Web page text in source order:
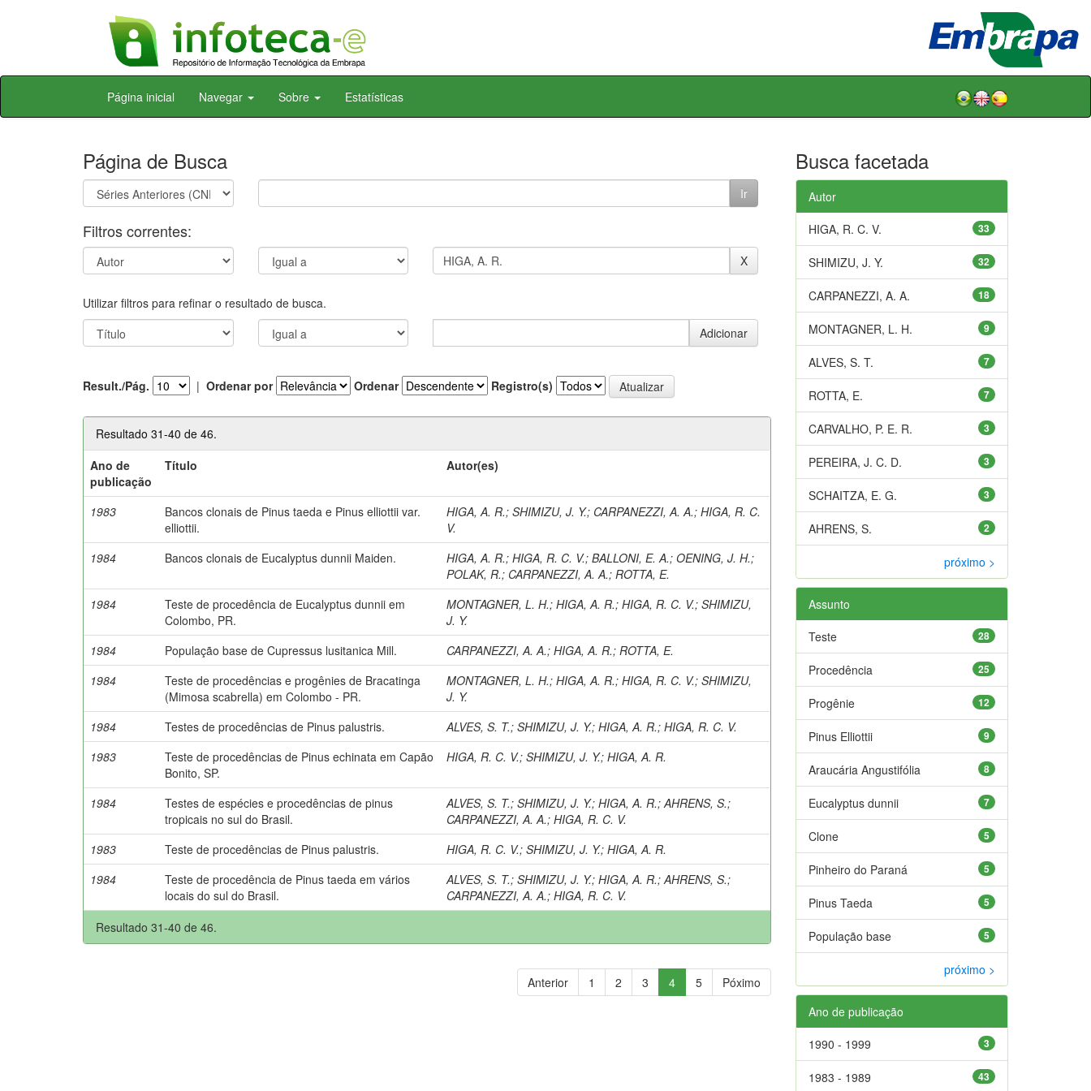
Skip
Página inicial Navegar Sobre Estatísticas
Página de Busca
Filtros correntes:
Utilizar filtros para refinar o resultado de busca.
Result./Pág. | Ordenar por Ordenar Registro(s)
Resultado 31-40 de 46.
Ano de
publicação
Título Autor(es)
1983
Bancos clonais de Pinus taeda e Pinus elliottii var.
elliottii.
HIGA, A. R.;SHIMIZU, J. Y.; CARPANEZZI, A. A.;HIGA, R. C.
V.
1984
Bancos clonais de Eucalyptus dunnii Maiden. HIGA, A. R.;HIGA, R. C. V.;BALLONI, E. A.;OENING, J. H.;
POLAK, R.; CARPANEZZI, A. A.; ROTTA, E.
1984
Teste de procedência de Eucalyptus dunnii em
Colombo, PR.
MONTAGNER, L. H.;HIGA, A. R.;HIGA, R. C. V.;SHIMIZU,
J. Y.
1984
População base de Cupressus lusitanica Mill. CARPANEZZI, A. A.;HIGA, A. R.; ROTTA, E.
1984
Teste de procedências e progênies de Bracatinga
(Mimosa scabrella) em Colombo - PR.
MONTAGNER, L. H.;HIGA, A. R.;HIGA, R. C. V.;SHIMIZU,
J. Y.
1984
Testes de procedências de Pinus palustris. ALVES, S. T.;SHIMIZU, J. Y.;HIGA, A. R.;HIGA, R. C. V.
1983
Teste de procedências de Pinus echinata em Capão
Bonito, SP.
HIGA, R. C. V.;SHIMIZU, J. Y.;HIGA, A. R.
1984
Testes de espécies e procedências de pinus
tropicais no sul do Brasil.
ALVES, S. T.;SHIMIZU, J. Y.;HIGA, A. R.;AHRENS, S.;
CARPANEZZI, A. A.;HIGA, R. C. V.
1983
Teste de procedências de Pinus palustris. HIGA, R. C. V.;SHIMIZU, J. Y.;HIGA, A. R.
1984
Teste de procedência de Pinus taeda em vários
locais do sul do Brasil.
ALVES, S. T.;SHIMIZU, J. Y.;HIGA, A. R.;AHRENS, S.;
CARPANEZZI, A. A.;HIGA, R. C. V.
Resultado 31-40 de 46.
Anterior 1 2 3 4 5 Póximo
Busca facetada
Autor
33
HIGA, R. C. V.
32
SHIMIZU, J. Y.
18
CARPANEZZI, A. A.
9
MONTAGNER, L. H.
7
ALVES, S. T.
7
ROTTA, E.
3
CARVALHO, P. E. R.
3
PEREIRA, J. C. D.
3
SCHAITZA, E. G.
2
AHRENS, S.
próximo >
Assunto
28
Teste
25
Procedência
12
Progênie
9
Pinus Elliottii
8
Araucária Angustifólia
7
Eucalyptus dunnii
5
Clone
5
Pinheiro do Paraná
5
Pinus Taeda
5
População base
próximo >
Ano de publicação
3
1990 - 1999
43
1983 - 1989